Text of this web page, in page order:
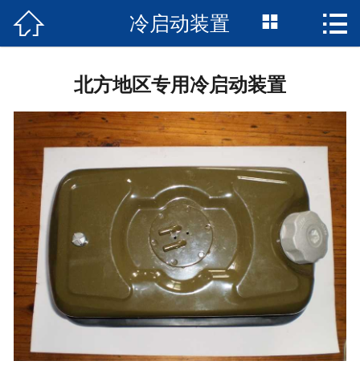
网站首页
新闻资讯
技术知识
市场前景
企业文化
醇基燃料
 冷启动装置  
北方地区专用冷启动装置